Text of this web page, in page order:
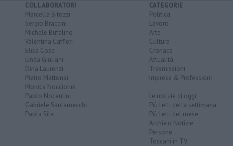
COLLABORATORI
Marcella Bitozzi
Sergio Braccini
Michele Bufalino
Valentina Caffieri
Elisa Cosci
Linda Giuliani
Dina Laurenzi
Pietro Mattonai
Monica Nocciolini
Paolo Nocentini
Gabriele Santarnecchi
Paola Silvi
CATEGORIE
Politica
Lavoro
Arte
Cultura
Cronaca
Attualità
Trasmissioni
Imprese & Professioni
Le notizie di oggi
Più Letti della settimana
Più Letti del mese
Archivio Notizie
Persone
Toscani in TV